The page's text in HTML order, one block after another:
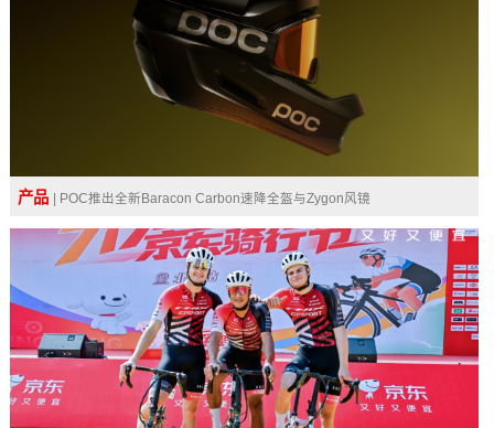
产品 | POC推出全新Baracon Carbon速降全盔与Zygon风镜